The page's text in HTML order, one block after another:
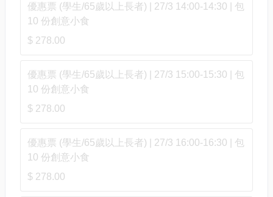
優惠票 (學生/65歲以上長者) | 27/3 14:00-14:30 | 包
10 份創意小食
$ 278.00
優惠票 (學生/65歲以上長者) | 27/3 15:00-15:30 | 包
10 份創意小食
$ 278.00
優惠票 (學生/65歲以上長者) | 27/3 16:00-16:30 | 包
10 份創意小食
$ 278.00